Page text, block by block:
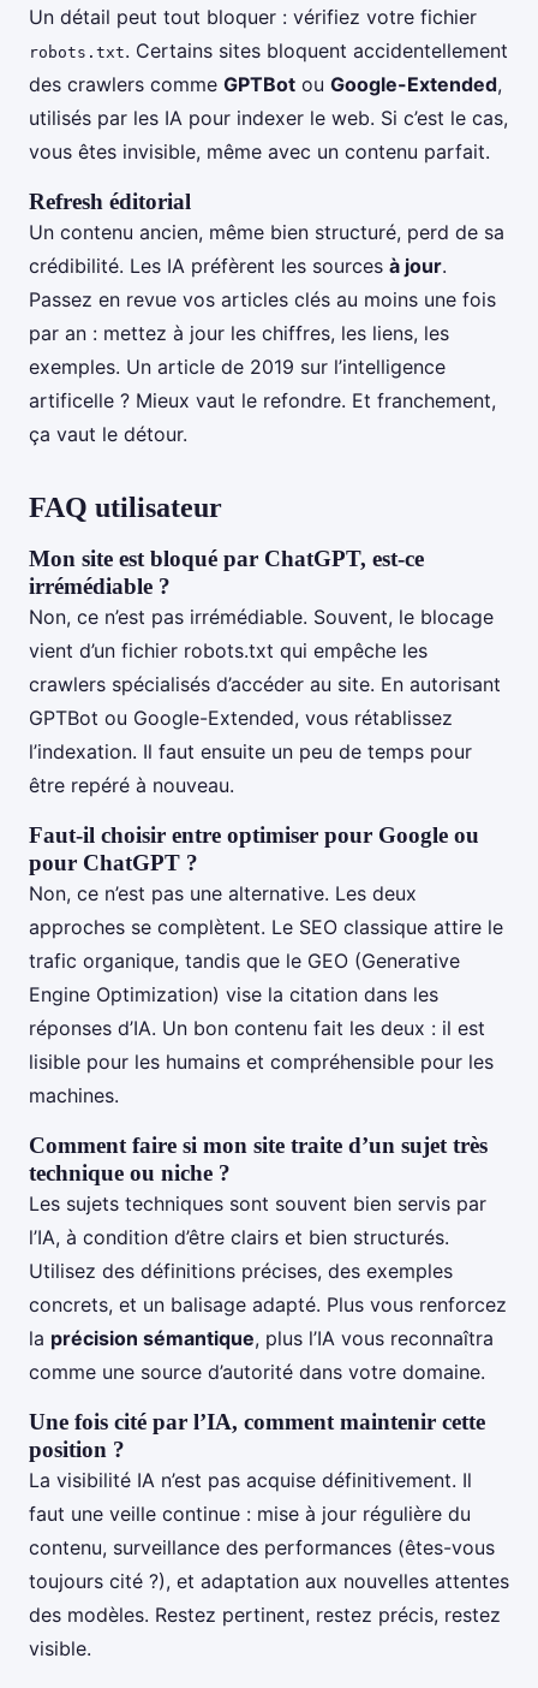
Un détail peut tout bloquer : vérifiez votre fichier
robots.txt. Certains sites bloquent accidentellement
des crawlers comme GPTBot ou Google-Extended,
utilisés par les IA pour indexer le web. Si c’est le cas,
vous êtes invisible, même avec un contenu parfait.
Refresh éditorial
Un contenu ancien, même bien structuré, perd de sa
crédibilité. Les IA préfèrent les sources à jour.
Passez en revue vos articles clés au moins une fois
par an : mettez à jour les chiffres, les liens, les
exemples. Un article de 2019 sur l’intelligence
artificelle ? Mieux vaut le refondre. Et franchement,
ça vaut le détour.
FAQ utilisateur
Mon site est bloqué par ChatGPT, est-ce
irrémédiable ?
Non, ce n’est pas irrémédiable. Souvent, le blocage
vient d’un fichier robots.txt qui empêche les
crawlers spécialisés d’accéder au site. En autorisant
GPTBot ou Google-Extended, vous rétablissez
l’indexation. Il faut ensuite un peu de temps pour
être repéré à nouveau.
Faut-il choisir entre optimiser pour Google ou
pour ChatGPT ?
Non, ce n’est pas une alternative. Les deux
approches se complètent. Le SEO classique attire le
trafic organique, tandis que le GEO (Generative
Engine Optimization) vise la citation dans les
réponses d’IA. Un bon contenu fait les deux : il est
lisible pour les humains et compréhensible pour les
machines.
Comment faire si mon site traite d’un sujet très
technique ou niche ?
Les sujets techniques sont souvent bien servis par
l’IA, à condition d’être clairs et bien structurés.
Utilisez des définitions précises, des exemples
concrets, et un balisage adapté. Plus vous renforcez
la précision sémantique, plus l’IA vous reconnaîtra
comme une source d’autorité dans votre domaine.
Une fois cité par l’IA, comment maintenir cette
position ?
La visibilité IA n’est pas acquise définitivement. Il
faut une veille continue : mise à jour régulière du
contenu, surveillance des performances (êtes-vous
toujours cité ?), et adaptation aux nouvelles attentes
des modèles. Restez pertinent, restez précis, restez
visible.